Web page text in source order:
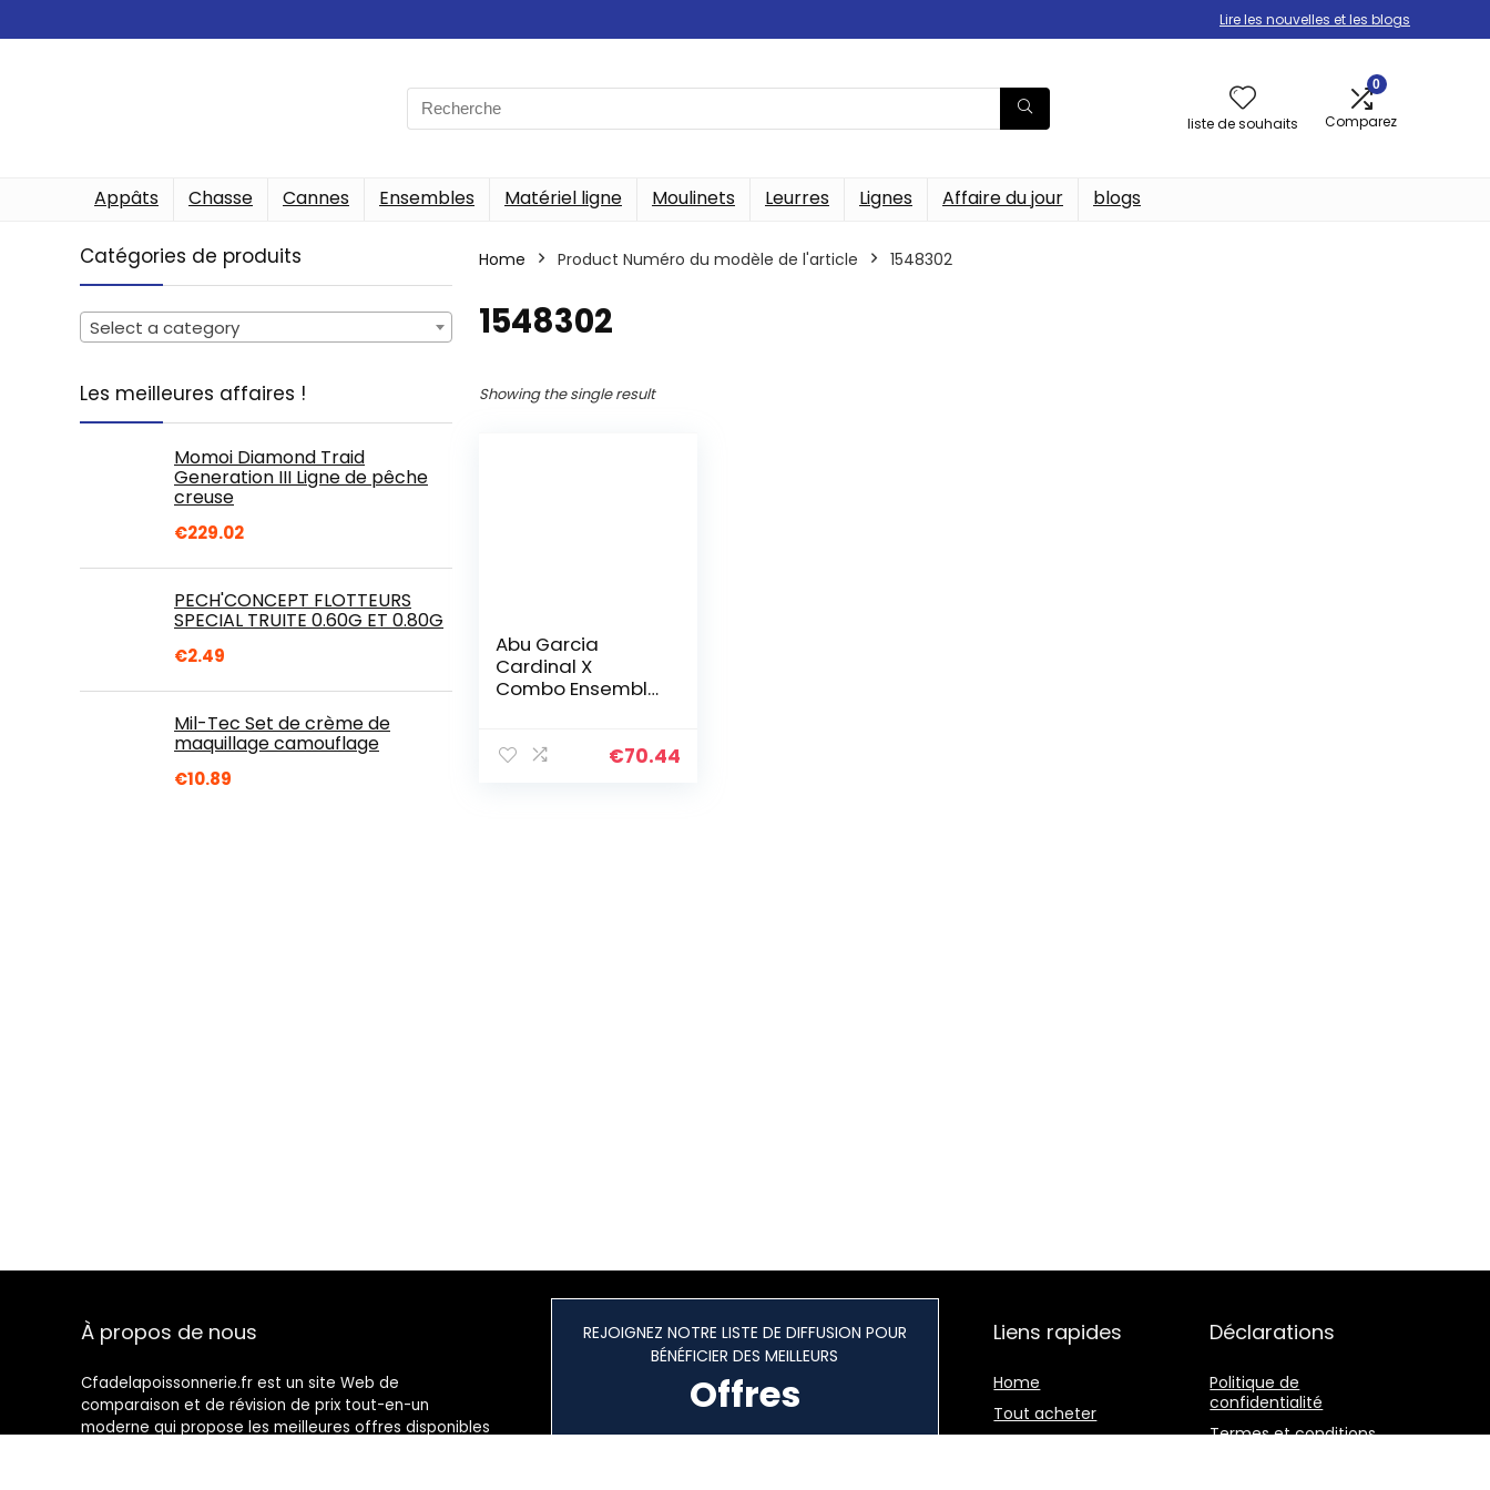
Lire les nouvelles et les blogs
Search
for:
liste de souhaits
0
Comparez
Appâts Chasse Cannes Ensembles Matériel ligne Moulinets Leurres Lignes Affaire du jour blogs
Catégories de produits
Select a category
Les meilleures affaires !
Momoi Diamond Traid
Generation III Ligne de pêche
creuse
€229.02
PECH'CONCEPT FLOTTEURS
SPECIAL TRUITE 0.60G ET 0.80G
€2.49
Mil-Tec Set de crème de
maquillage camouflage
€10.89
Home Product Numéro du modèle de l'article ‎1548302
‎1548302
Showing the single result
Abu Garcia
Cardinal X
Combo Ensemble
pour la pêche des
€70.44
À propos de nous
Cfadelapoissonnerie.fr est un site Web de
comparaison et de révision de prix tout-en-un
moderne qui propose les meilleures offres disponibles
REJOIGNEZ NOTRE LISTE DE DIFFUSION POUR
BÉNÉFICIER DES MEILLEURS
Offres
Liens rapides
Home
Tout acheter
Déclarations
Politique de
confidentialité
Termes et conditions